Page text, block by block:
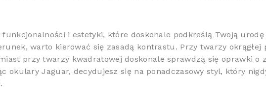
i estetyki, które doskonale podkreślą Twoją
warto kierować się zasadą kontrastu. Przy twarzy okrągłej
przy twarzy kwadratowej doskonale sprawdzą się oprawki o
okulary Jaguar, decydujesz się na ponadczasowy styl, który